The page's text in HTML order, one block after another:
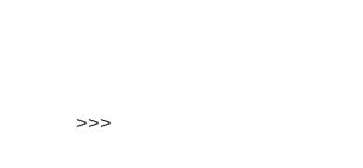
>>>